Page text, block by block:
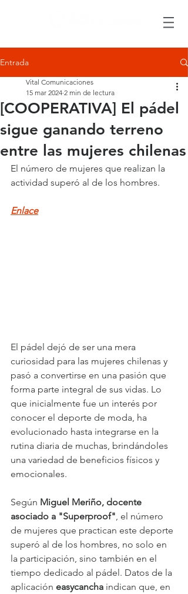
Entrada
[COOPERATIVA] El pádel
sigue ganando terreno
entre las mujeres chilenas
Vital Comunicaciones
15 mar 2024 2 min de lectura
El número de mujeres que realizan la
actividad superó al de los hombres.
Enlace
El pádel dejó de ser una mera
curiosidad para las mujeres chilenas y
pasó a convertirse en una pasión que
forma parte integral de sus vidas. Lo
que inicialmente fue un interés por
conocer el deporte de moda, ha
evolucionado hasta integrarse en la
rutina diaria de muchas, brindándoles
una variedad de beneficios físicos y
emocionales.
Según Miguel Meriño, docente
asociado a "Superproof" , el número
de mujeres que practican este deporte
superó al de los hombres, no solo en
la participación, sino también en el
tiempo dedicado al pádel. Datos de la
aplicación easycancha indican que, en